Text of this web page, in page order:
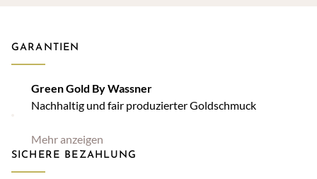
GARANTIEN
Green Gold By Wassner
Nachhaltig und fair produzierter Goldschmuck
Mehr anzeigen
SICHERE BEZAHLUNG